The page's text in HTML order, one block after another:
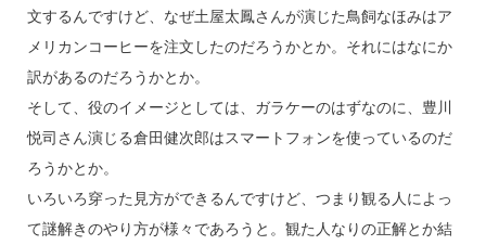
文するんですけど、なぜ土屋太鳳さんが演じた鳥飼なほみはア
メリカンコーヒーを注文したのだろうかとか。それにはなにか
訳があるのだろうかとか。
そして、役のイメージとしては、ガラケーのはずなのに、豊川
悦司さん演じる倉田健次郎はスマートフォンを使っているのだ
ろうかとか。
いろいろ穿った見方ができるんですけど、つまり観る人によっ
て謎解きのやり方が様々であろうと。観た人なりの正解とか結